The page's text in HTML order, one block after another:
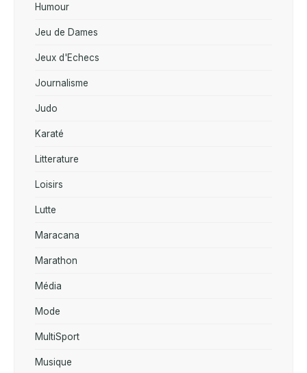
Humour
Jeu de Dames
Jeux d'Echecs
Journalisme
Judo
Karaté
Litterature
Loisirs
Lutte
Maracana
Marathon
Média
Mode
MultiSport
Musique